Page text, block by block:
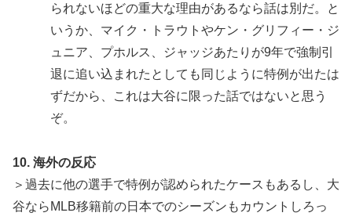
られないほどの重大な理由があるなら話は別だ。と
いうか、マイク・トラウトやケン・グリフィー・ジ
ュニア、プホルス、ジャッジあたりが9年で強制引
退に追い込まれたとしても同じように特例が出たは
ずだから、これは大谷に限った話ではないと思う
ぞ。
10. 海外の反応
＞過去に他の選手で特例が認められたケースもあるし、大
谷ならMLB移籍前の日本でのシーズンもカウントしろっ